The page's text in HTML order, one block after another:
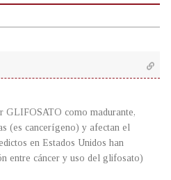
GLIFOSATO como madurante,
(es cancerígeno) y afectan el
en Estados Unidos han
entre cáncer y uso del glifosato)